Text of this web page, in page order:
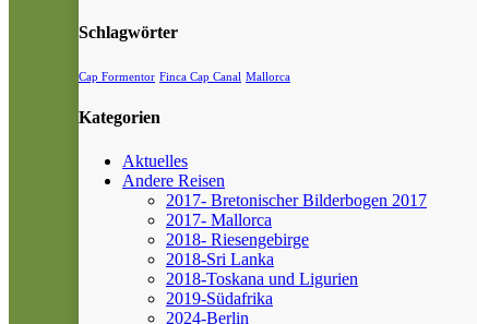
Schlagwörter
Cap Formentor Finca Cap Canal Mallorca
Kategorien
Aktuelles
Andere Reisen
2017- Bretonischer Bilderbogen 2017
2017- Mallorca
2018- Riesengebirge
2018-Sri Lanka
2018-Toskana und Ligurien
2019-Südafrika
2024-Berlin